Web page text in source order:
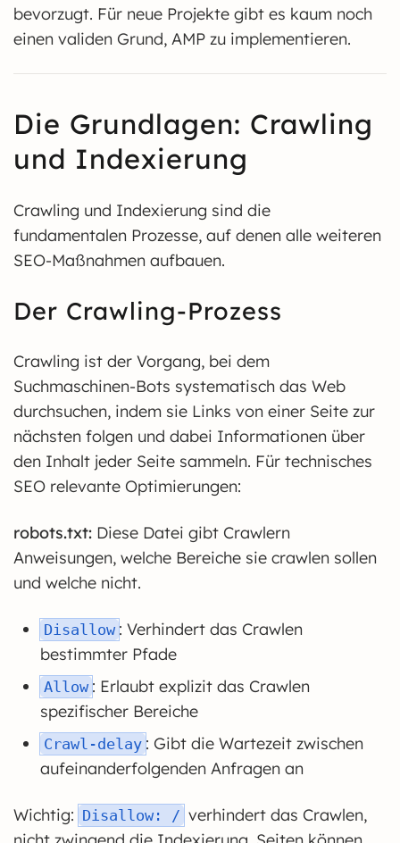
bevorzugt. Für neue Projekte gibt es kaum noch
einen validen Grund, AMP zu implementieren.
Die Grundlagen: Crawling
und Indexierung
Crawling und Indexierung sind die
fundamentalen Prozesse, auf denen alle weiteren
SEO-Maßnahmen aufbauen.
Der Crawling-Prozess
Crawling ist der Vorgang, bei dem
Suchmaschinen-Bots systematisch das Web
durchsuchen, indem sie Links von einer Seite zur
nächsten folgen und dabei Informationen über
den Inhalt jeder Seite sammeln. Für technisches
SEO relevante Optimierungen:
robots.txt: Diese Datei gibt Crawlern
Anweisungen, welche Bereiche sie crawlen sollen
und welche nicht.
Disallow : Verhindert das Crawlen
bestimmter Pfade
Allow : Erlaubt explizit das Crawlen
spezifischer Bereiche
Crawl-delay : Gibt die Wartezeit zwischen
aufeinanderfolgenden Anfragen an
Wichtig: Disallow: / verhindert das Crawlen,